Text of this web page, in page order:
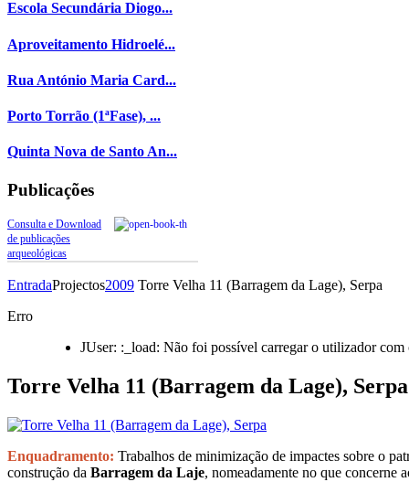
Escola Secundária Diogo...
Aproveitamento Hidroelé...
Rua António Maria Card...
Porto Torrão (1ªFase), ...
Quinta Nova de Santo An...
Publicações
Consulta e Download
de publicações
arqueológicas
EntradaProjectos2009 Torre Velha 11 (Barragem da Lage), Serpa
Erro
JUser: :_load: Não foi possível carregar o utilizador
Torre Velha 11 (Barragem da Lage), Serpa
Enquadramento: Trabalhos de minimização de impactes sobre o
construção da Barragem da Laje, nomeadamente no que concerne